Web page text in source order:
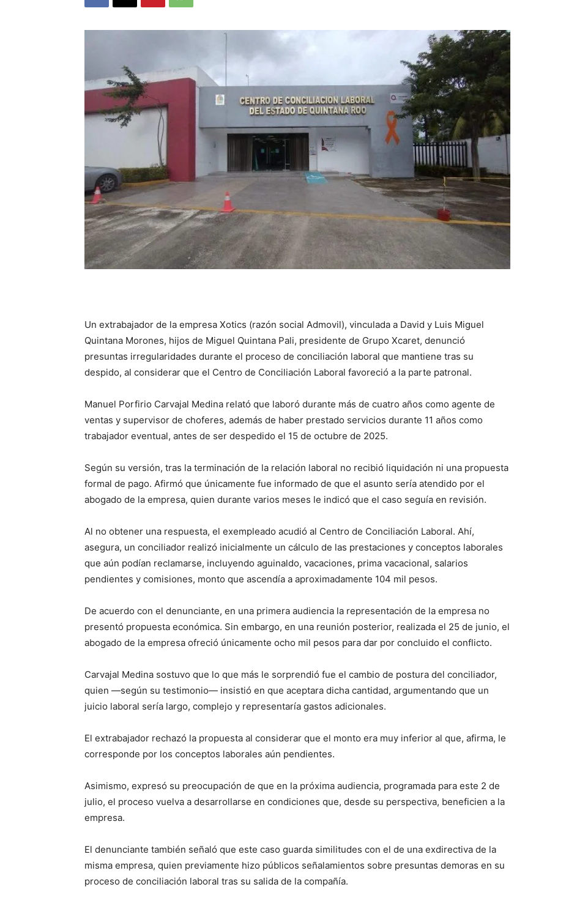
Un extrabajador de la empresa Xotics (razón social Admovil), vinculada a David y Luis Miguel
Quintana Morones, hijos de Miguel Quintana Pali, presidente de Grupo Xcaret, denunció
presuntas irregularidades durante el proceso de conciliación laboral que mantiene tras su
despido, al considerar que el Centro de Conciliación Laboral favoreció a la parte patronal.
Manuel Porfirio Carvajal Medina relató que laboró durante más de cuatro años como agente de
ventas y supervisor de choferes, además de haber prestado servicios durante 11 años como
trabajador eventual, antes de ser despedido el 15 de octubre de 2025.
Según su versión, tras la terminación de la relación laboral no recibió liquidación ni una propuesta
formal de pago. Afirmó que únicamente fue informado de que el asunto sería atendido por el
abogado de la empresa, quien durante varios meses le indicó que el caso seguía en revisión.
Al no obtener una respuesta, el exempleado acudió al Centro de Conciliación Laboral. Ahí,
asegura, un conciliador realizó inicialmente un cálculo de las prestaciones y conceptos laborales
que aún podían reclamarse, incluyendo aguinaldo, vacaciones, prima vacacional, salarios
pendientes y comisiones, monto que ascendía a aproximadamente 104 mil pesos.
De acuerdo con el denunciante, en una primera audiencia la representación de la empresa no
presentó propuesta económica. Sin embargo, en una reunión posterior, realizada el 25 de junio, el
abogado de la empresa ofreció únicamente ocho mil pesos para dar por concluido el conflicto.
Carvajal Medina sostuvo que lo que más le sorprendió fue el cambio de postura del conciliador,
quien —según su testimonio— insistió en que aceptara dicha cantidad, argumentando que un
juicio laboral sería largo, complejo y representaría gastos adicionales.
El extrabajador rechazó la propuesta al considerar que el monto era muy inferior al que, afirma, le
corresponde por los conceptos laborales aún pendientes.
Asimismo, expresó su preocupación de que en la próxima audiencia, programada para este 2 de
julio, el proceso vuelva a desarrollarse en condiciones que, desde su perspectiva, beneficien a la
empresa.
El denunciante también señaló que este caso guarda similitudes con el de una exdirectiva de la
misma empresa, quien previamente hizo públicos señalamientos sobre presuntas demoras en su
proceso de conciliación laboral tras su salida de la compañía.